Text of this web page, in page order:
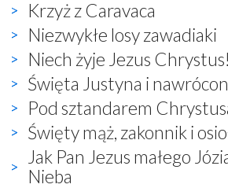
Krzyż z Caravaca
Niezwykłe losy zawadiaki
Niech żyje Jezus Chrystus!
Święta Justyna i
Pod sztandarem
Święty mąż, zakonnik i
Jak Pan Jezus małego
Nieba